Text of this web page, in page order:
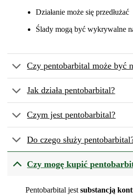
Działanie może się przedłużać
Ślady mogą być wykrywalne
Czy pentobarbital może być
Jak działa pentobarbital?
Czym jest pentobarbital?
Do czego służy
Czy mogę kupić
Pentobarbital jest substancją